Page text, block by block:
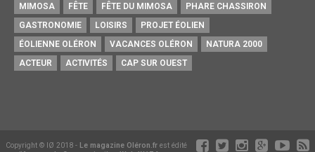
MIMOSA
FÊTE FÊTE DU MIMOSA
PHARE CHASSIRON
GASTRONOMIE
LOISIRS
PROJET ÉOLIEN
ÉOLIENNE OLÉRON
VACANCES OLÉRON
NATURA 2000
ACTEUR
ACTIVITÉS CAP SUR OUEST
Copyright © IØ 2018 - Le magazine Oléron.frest édité